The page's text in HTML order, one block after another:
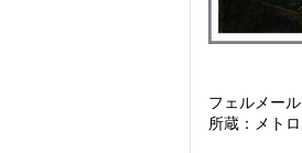
フェルメー
所蔵：メト